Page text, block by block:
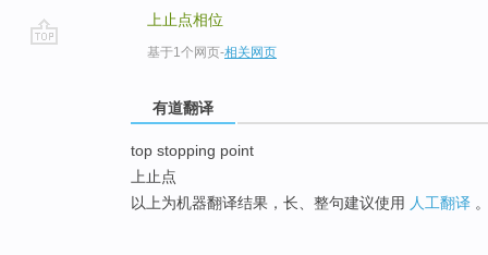
上止点相位
基于1个网页-相关网页
有道翻译
top stopping point
上止点
以上为机器翻译结果，长、整句建议使用 人工翻译